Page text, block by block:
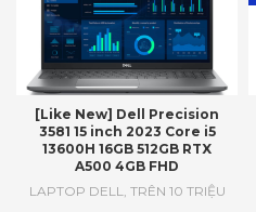
[Like New] Dell Precision
3581 15 inch 2023 Core i5
13600H 16GB 512GB RTX
A500 4GB FHD
LAPTOP DELL, TRÊN 10 TRIỆU